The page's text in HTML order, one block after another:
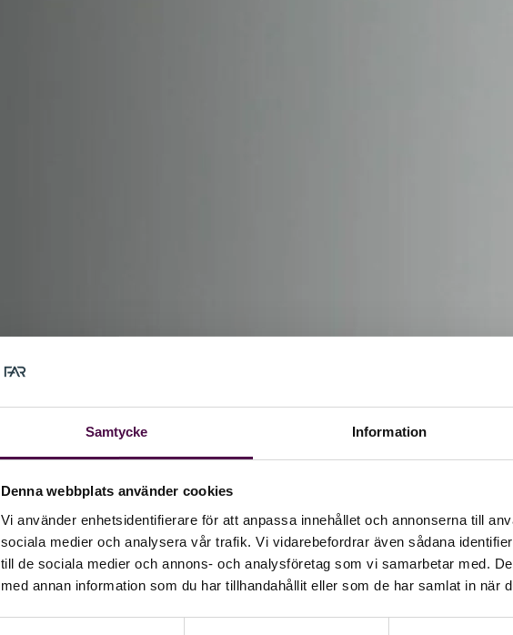
Samtycke Information
Denna webbplats använder cookies
Vi använder enhetsidentifierare för att anpassa innehållet och annonserna till
sociala medier och analysera vår trafik. Vi vidarebefordrar även sådana
till de sociala medier och annons- och analysföretag som vi samarbetar med.
med annan information som du har tillhandahållit eller som de har samlat in när